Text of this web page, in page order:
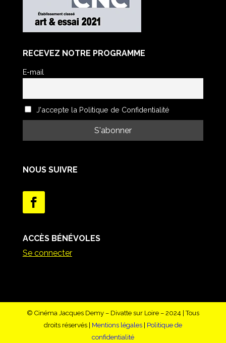
RECEVEZ NOTRE PROGRAMME
E-mail
J'accepte la Politique de Confidentialité
NOUS SUIVRE
ACCÈS BÉNÉVOLES
Se connecter
© Cinéma Jacques Demy – Divatte sur Loire – 2024 | Tous
droits réservés | Mentions légales| Politique de
confidentialité